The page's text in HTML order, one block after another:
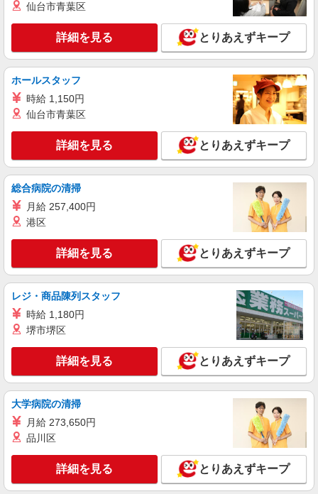
派遣社員
パーソルテンプスタッフ株式会社 中部コーディネートセンター一課
（四日市）/26-0623355
《日祝休み＋平日に希望休みがとれる♪》未経
験OK！事務デビューOK！
三重県四日市市／最寄駅：近鉄四日市駅、日永
駅 ■新正駅・赤堀駅からも徒歩圏内♪ ≪車通
勤可≫ ■敷地内に無料駐車場あり
キープ 詳細を見る
派遣社員
パーソルテンプスタッフ株式会社 中部コーディネートセンター一課
（四日市）/26-0576860
《年間休日130日☆》女性活躍☆座りっぱなし
じゃない事務＠1,500円
時給1500円
三重県四日市市／最寄駅：近鉄富田駅、近鉄四
日市駅 ■大手半導体メーカー内での勤務で
す！ ≪車通勤可≫ ●無料駐車場あり（徒歩10分
キープ 詳細を見る
パーソルテンプスタッフ株式会社 中部コーディネートセンター一課
（四日市）/26-0590600
三重県四日市市／最寄駅：近鉄四日市駅、阿倉
川駅 ≪車通勤可≫ ■敷地内に無料駐車場あり
キープ 詳細を見る
仙台市青葉区
詳細を見る とりあえずキープ
ホールスタッフ
時給 1,150円
仙台市青葉区
詳細を見る とりあえずキープ
総合病院の清掃
月給 257,400円
港区
詳細を見る とりあえずキープ
レジ・商品陳列スタッフ
時給 1,180円
堺市堺区
詳細を見る とりあえずキープ
大学病院の清掃
月給 273,650円
品川区
詳細を見る とりあえずキープ